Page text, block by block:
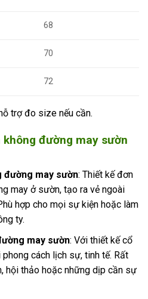
68
70
72
trợ đo size nếu cần.
đường may sườn
đường may sườn: Thiết kế đơn
may ở sườn, tạo ra vẻ ngoài
hợp cho mọi sự kiện hoặc làm
ty.
may sườn: Với thiết kế cổ
cách lịch sự, tinh tế. Rất
hội thảo hoặc những dịp cần sự